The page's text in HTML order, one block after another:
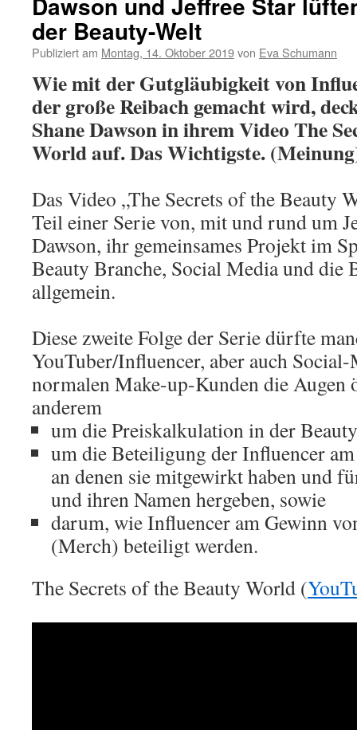
der Beauty-Welt
Publiziert am Montag, 14. Oktober 2019von Eva Schumann
Wie mit der Gutgläubigkeit von
der große Reibach gemacht wird,
Shane Dawson in ihrem Video The
World auf. Das Wichtigste.
Das Video „The Secrets of the Beauty
Teil einer Serie von, mit und rund um
Dawson, ihr gemeinsames Projekt im
Beauty Branche, Social Media und die
allgemein.
Diese zweite Folge der Serie dürfte
YouTuber/Influencer, aber auch
normalen Make-up-Kunden die Augen
anderem
um die Preiskalkulation in der
um die Beteiligung der Influencer
an denen sie mitgewirkt haben und
und ihren Namen hergeben, sowie
darum, wie Influencer am Gewinn
(Merch) beteiligt werden.
The Secrets of the Beauty World (